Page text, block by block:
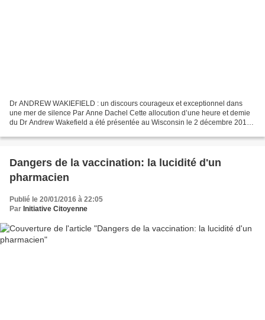
Dr ANDREW WAKIEFIELD : un discours courageux et exceptionnel dans
une mer de silence Par Anne Dachel Cette allocution d’une heure et demie
du Dr Andrew Wakefield a été présentée au Wisconsin le 2 décembre 2015.
Dangers de la vaccination: la lucidité d'un
pharmacien
Publié le 20/01/2016 à 22:05
Par Initiative Citoyenne